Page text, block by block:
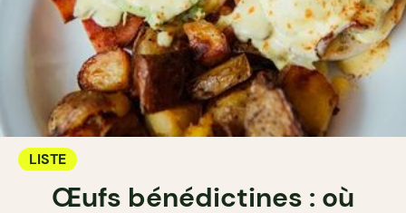
LISTE
Œufs bénédictines : où